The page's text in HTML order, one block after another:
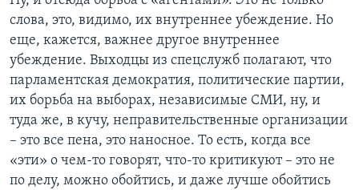
слова, это, видимо, их внутреннее убеждение. Но
еще, кажется, важнее другое внутреннее
убеждение. Выходцы из спецслужб полагают, что
парламентская демократия, политические партии,
их борьба на выборах, независимые СМИ, ну, и
туда же, в кучу, неправительственные организации
– это все пена, это наносное. То есть, когда все
«эти» о чем-то говорят, что-то критикуют – это не
по делу, можно обойтись, и даже лучше обойтись